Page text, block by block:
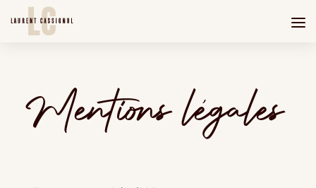
Mentions légales